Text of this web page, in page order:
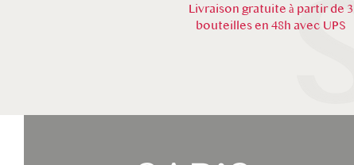
Livraison gratuite à partir de 3
bouteilles en 48h avec UPS